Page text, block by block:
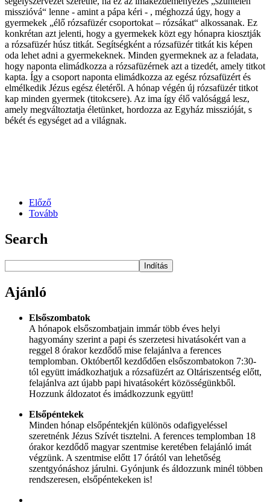
misszióvá“ lenne - amint a pápa kéri - , méghozzá úgy, hogy a
gyermekek „élő rózsafüzér csoportokat – rózsákat“ alkossanak. Ez
konkrétan azt jelenti, hogy a gyermekek közt egy hónapra kiosztják
a rózsafüzér húsz titkát. Segítségként a rózsafüzér titkát kis képen
oda lehet adni a gyermekeknek. Minden gyermeknek az a feladata,
hogy naponta elimádkozza a rózsafüzérnek azt a tizedét, amely titkot
kapta. Így a csoport naponta elimádkozza az egész rózsafüzért és
elmélkedik Jézus egész életéről. A hónap végén új rózsafüzér titkot
kap minden gyermek (titokcsere). Az ima így élő valósággá lesz,
amely megváltoztatja életünket, hordozza az Egyház misszióját, s
békét és egységet ad a világnak.
Előző
Tovább
Search
Indítás
Ajánló
Elsőszombatok
A hónapok elsőszombatjain immár több éves helyi
hagyomány szerint a papi és szerzetesi hivatásokért van a
reggel 8 órakor kezdődő mise felajánlva a ferences
templomban. Októbertől kezdődően elsőszombatokon 7:30-
tól együtt imádkozhatjuk a rózsafüzért az Oltáriszentség előtt,
felajánlva azt újabb papi hivatásokért közösségünkből.
Hozzunk áldozatot és imádkozzunk együtt!
Elsőpéntekek
Minden hónap elsőpéntekjén különös odafigyeléssel
szeretnénk Jézus Szívét tisztelni. A ferences templomban 18
órakor kezdődő magyar szentmise keretében felajánló imát
végzünk. A szentmise előtt 17 órától van lehetőség
szentgyónáshoz járulni. Gyónjunk és áldozzunk minél többen
rendszeresen, elsőpéntekeken is!